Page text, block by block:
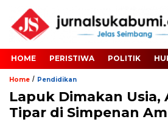
HOME PERISTIWA POLITIK
Home / Pendidikan
Lapuk Dimakan Usia,
Tipar di Simpenan